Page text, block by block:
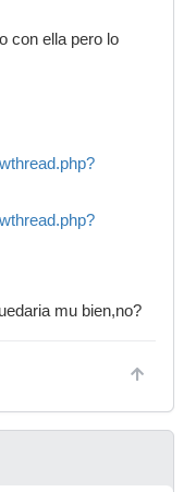
con ella pero lo
mu bien,no?